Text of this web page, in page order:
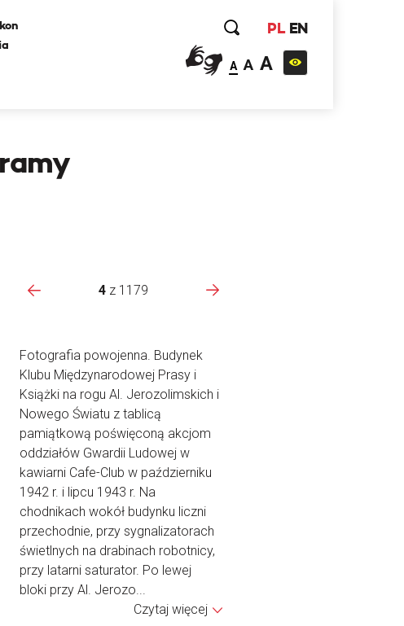
PL EN
A A A
4 z 1179
Fotografia powojenna. Budynek
Klubu Międzynarodowej Prasy i
Książki na rogu Al. Jerozolimskich i
Nowego Światu z tablicą
pamiątkową poświęconą akcjom
oddziałów Gwardii Ludowej w
kawiarni Cafe-Club w październiku
1942 r. i lipcu 1943 r. Na
chodnikach wokół budynku liczni
przechodnie, przy sygnalizatorach
świetlnych na drabinach robotnicy,
przy latarni saturator. Po lewej
bloki przy Al. Jerozo...
Czytaj więcej